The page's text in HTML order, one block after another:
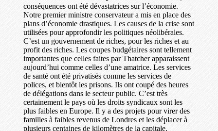
conséquences ont été dévastatrices sur l’économie.
Notre premier ministre conservateur a mis en place des
plans d’économie drastiques. Les causes de la crise sont
utilisées pour approfondir les politiques néolibérales.
C’est un gouvernement de riches, pour les riches et au
profit des riches. Les coupes budgétaires sont tellement
importantes que celles faites par Thatcher apparaissent
aujourd’hui comme celles d’une amatrice. Les services
de santé ont été privatisés comme les services de
polices, et bientôt les prisons. Ils ont coupé des heures
de délégations dans le secteur public. C’est très
certainement le pays où les droits syndicaux sont les
plus faibles en Europe. Il y a des projets pour virer des
familles à faibles revenus de Londres et les déplacer à
plusieurs centaines de kilomètres de la capitale.